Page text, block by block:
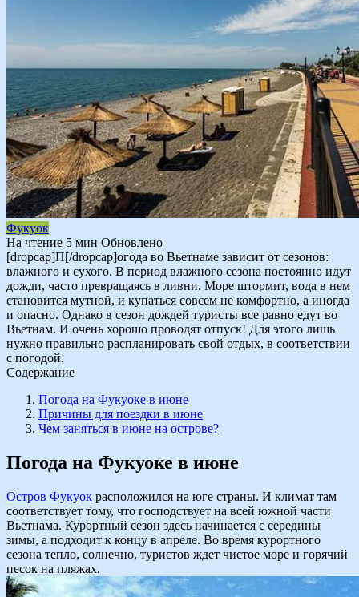
Фукуок
На чтение 5 мин Обновлено
[dropcap]П[/dropcap]огода во Вьетнаме зависит от сезонов:
влажного и сухого. В период влажного сезона постоянно идут
дожди, часто превращаясь в ливни. Море штормит, вода в нем
становится мутной, и купаться совсем не комфортно, а иногда
и опасно. Однако в сезон дождей туристы все равно едут во
Вьетнам. И очень хорошо проводят отпуск! Для этого лишь
нужно правильно распланировать свой отдых, в соответствии
с погодой.
Содержание
Погода на Фукуоке в июне
Причины для поездки в июне
Чем заняться в июне на острове?
Погода на Фукуоке в июне
Остров Фукуок расположился на юге страны. И климат там
соответствует тому, что господствует на всей южной части
Вьетнама. Курортный сезон здесь начинается с середины
зимы, а подходит к концу в апреле. Во время курортного
сезона тепло, солнечно, туристов ждет чистое море и горячий
песок на пляжах.